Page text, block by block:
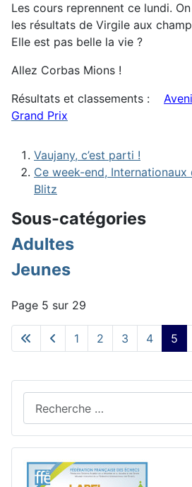
Les cours reprennent ce lundi.
les résultats de Virgile aux
Elle est pas belle la vie ?
Allez Corbas Mions !
Résultats et classements :
Grand Prix
Vaujany, c’est parti !
Ce week-end, Internationaux
Blitz
Sous-catégories
Adultes
Jeunes
Page 5 sur 29
1 2 3 4 5